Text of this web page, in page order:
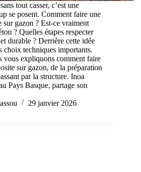
tout casser, c’est une
se posent. Comment faire une
sur gazon ? Est-ce vraiment
? Quelles étapes respecter
durable ? Derrière cette idée
choix techniques importants.
vous expliquons comment faire
sur gazon, de la préparation
par la structure. Inoa
Pays Basque, partage son
29 janvier 2026